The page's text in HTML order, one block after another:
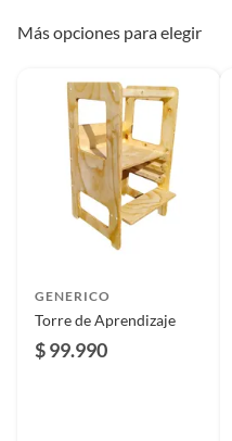
Más opciones para elegir
GENERICO
Torre de Aprendizaje
$ 99.990